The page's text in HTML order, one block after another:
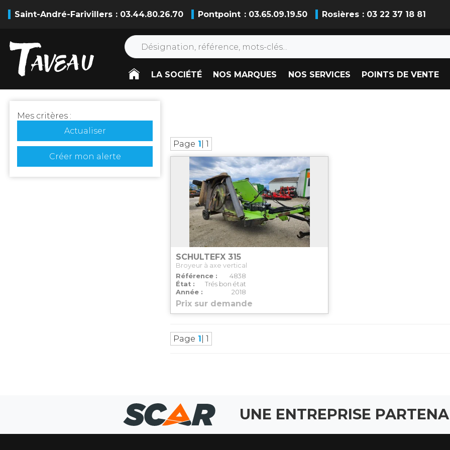
Saint-André-Farivillers : 03.44.80.26.70 Pontpoint : 03.65.09.19.50 Rosières : 03 22 37 18 81
LA SOCIÉTÉ NOS MARQUES NOS SERVICES POINTS DE VENTE
Mes critères :
Actualiser
Créer mon alerte
Page 1 | 1
Broyeur à axe vertical
SCHULTEFX 315
Référence
4838
État
Trés bon état
Année
2018
Prix sur demande
Page 1 | 1
UNE ENTREPRISE